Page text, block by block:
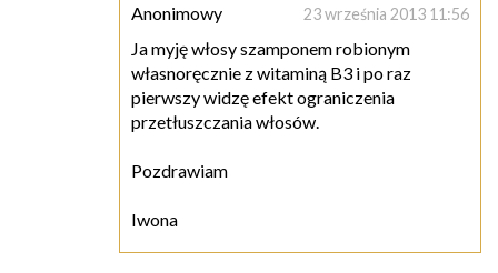
Anonimowy 23 września 2013 11:56
Ja myję włosy szamponem robionym
własnoręcznie z witaminą B3 i po raz
pierwszy widzę efekt ograniczenia
przetłuszczania włosów.
Pozdrawiam
Iwona